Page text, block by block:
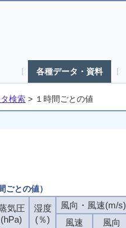
各種データ・資料
検索 > １時間ごとの値
との値）
気圧
(hPa)
湿度
(％)
風向・風速(m/s)
風速 風向